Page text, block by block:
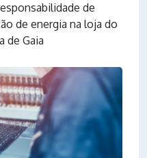
de
de energia na loja do
de Gaia